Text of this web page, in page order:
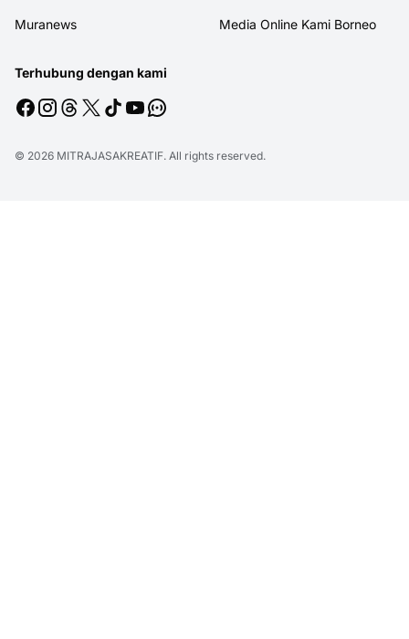
Muranews Media Online Kami Borneo
Terhubung dengan kami
© 2026 MITRAJASAKREATIF. All rights reserved.